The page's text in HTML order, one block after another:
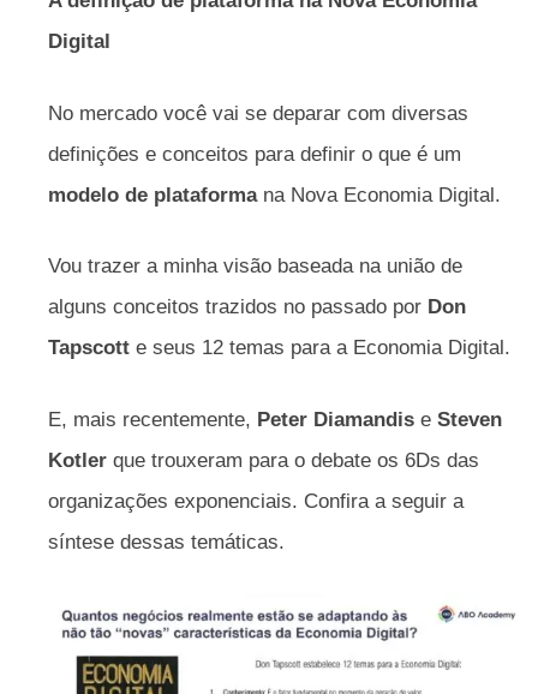
Digital
No mercado você vai se deparar com diversas
definições e conceitos para definir o que é um
modelo de plataformana Nova Economia Digital.
Vou trazer a minha visão baseada na união de
alguns conceitos trazidos no passado por Don
Tapscott e seus 12 temas para a Economia Digital.
E, mais recentemente, Peter Diamandis e Steven
Kotler que trouxeram para o debate os 6Ds das
organizações exponenciais. Confira a seguir a
síntese dessas temáticas.